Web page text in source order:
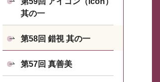
其の一
第58回 錯視 其の一
第57回 真善美